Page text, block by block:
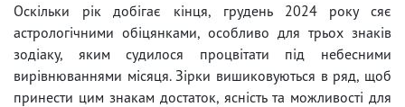
Оскільки рік добігає кінця, грудень 2024 року сяє
астрологічними обіцянками, особливо для трьох знаків
зодіаку, яким судилося процвітати під небесними
вирівнюваннями місяця. Зірки вишиковуються в ряд, щоб
принести цим знакам достаток, ясність та можливості для